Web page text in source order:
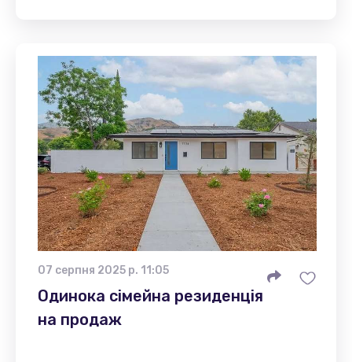
07 серпня 2025 р. 11:05
Одинока сімейна резиденція
на продаж